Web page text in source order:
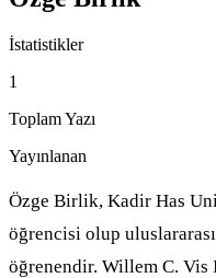
İstatistikler
1
Toplam Yazı
Yayınlanan
Özge Birlik, Kadir Has
öğrencisi olup
öğrenendir. Willem C.